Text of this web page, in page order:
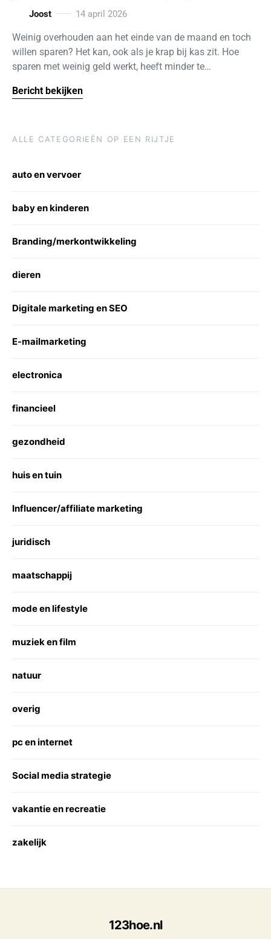
Joost 14 april 2026
Weinig overhouden aan het einde van de maand en toch
willen sparen? Het kan, ook als je krap bij kas zit. Hoe
sparen met weinig geld werkt, heeft minder te…
Bericht bekijken
ALLE CATEGORIEËN OP EEN RIJTJE
auto en vervoer
baby en kinderen
Branding/merkontwikkeling
dieren
Digitale marketing en SEO
E-mailmarketing
electronica
financieel
gezondheid
huis en tuin
Influencer/affiliate marketing
juridisch
maatschappij
mode en lifestyle
muziek en film
natuur
overig
pc en internet
Social media strategie
vakantie en recreatie
zakelijk
123hoe.nl